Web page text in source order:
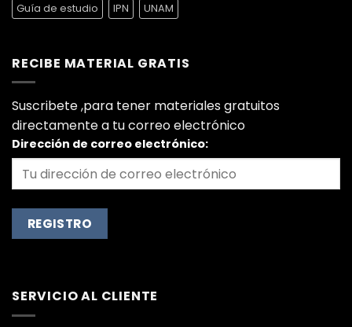
Guía de estudio
IPN UNAM
RECIBE MATERIAL GRATIS
Suscribete ,para tener materiales gratuitos
directamente a tu correo electrónico
Dirección de correo electrónico:
SERVICIO AL CLIENTE